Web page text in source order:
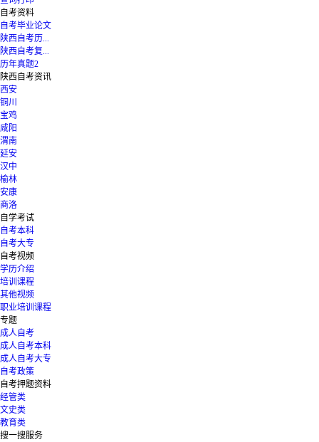
自考资料
自考毕业论文
陕西自考历...
陕西自考复...
历年真题2
陕西自考资讯
西安
铜川
宝鸡
咸阳
渭南
延安
汉中
榆林
安康
商洛
自学考试
自考本科
自考大专
自考视频
学历介绍
培训课程
其他视频
职业培训课程
专题
成人自考
成人自考本科
成人自考大专
自考政策
自考押题资料
经管类
文史类
教育类
搜一搜服务